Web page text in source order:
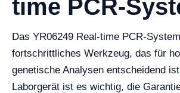
time PCR-
Das YR06249 Real-time PCR-
fortschrittliches Werkzeug, das für
genetische Analysen entscheidend
Laborgerät ist es wichtig, die